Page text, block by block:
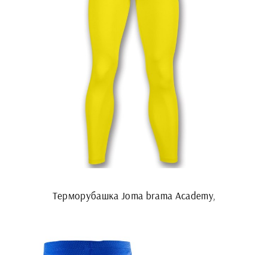
Терморубашка Joma brama Academy,